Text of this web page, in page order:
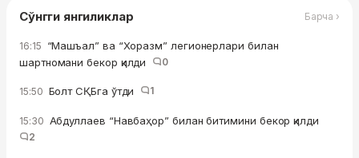
Сўнгги янгиликлар Барча ›
16:15 “Машъал” ва “Хоразм” легионерлари билан
шартномани бекор қилди
0
15:50 Болт СҚБга ўтди 1
15:30 Абдуллаев “Навбаҳор” билан битимини бекор қилди
2